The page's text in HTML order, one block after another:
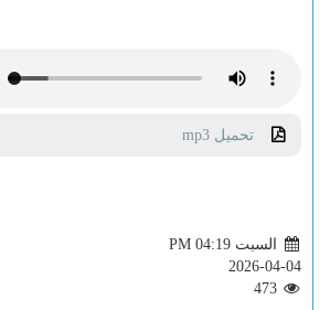
تحميل mp3
السبت PM 04:19
2026-04-04